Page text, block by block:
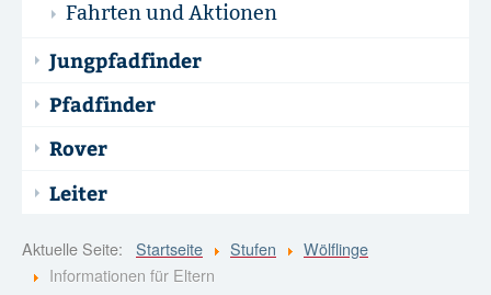
Termine
Infopool
Kontakt
?
Fahrten und Aktionen
Jungpfadfinder
Pfadfinder
Rover
Leiter
Aktuelle Seite: Startseite Stufen
Wölflinge
Informationen für Eltern